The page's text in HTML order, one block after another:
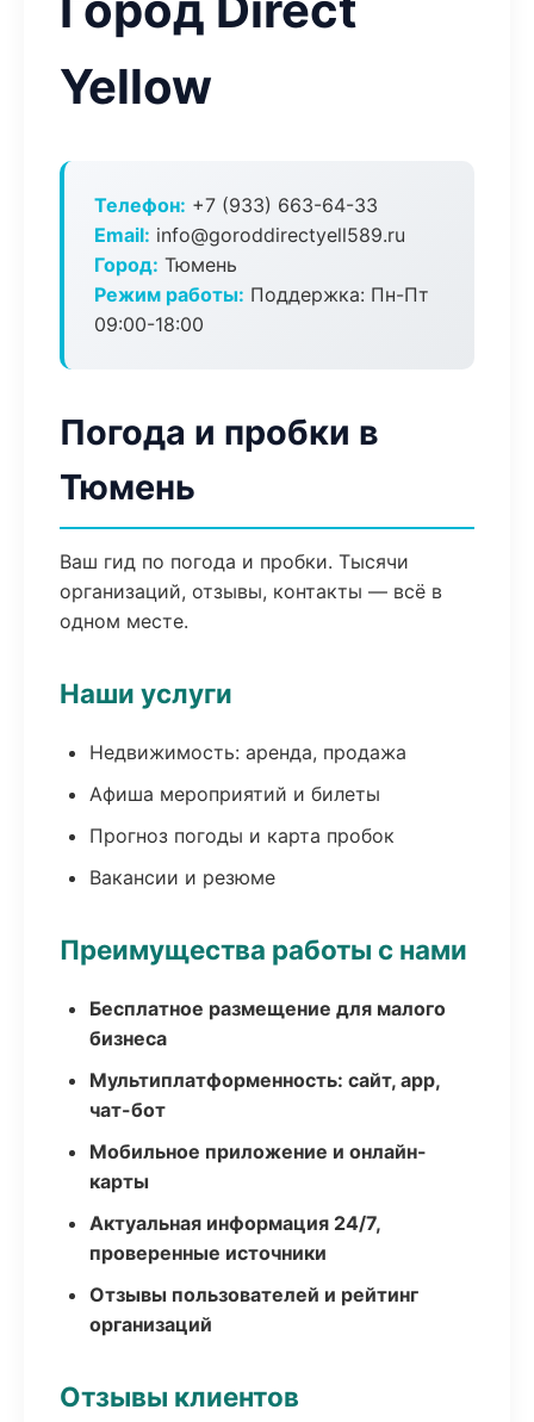
Yellow
Телефон: +7 (933) 663-64-33
Email: info@goroddirectyell589.ru
Город: Тюмень
Режим работы: Поддержка: Пн-Пт
09:00-18:00
Погода и пробки в
Тюмень
Ваш гид по погода и пробки. Тысячи
организаций, отзывы, контакты — всё в
одном месте.
Наши услуги
Недвижимость: аренда, продажа
Афиша мероприятий и билеты
Прогноз погоды и карта пробок
Вакансии и резюме
Преимущества работы с нами
Бесплатное размещение для малого
бизнеса
Мультиплатформенность: сайт, app,
чат-бот
Мобильное приложение и онлайн-
карты
Актуальная информация 24/7,
проверенные источники
Отзывы пользователей и рейтинг
организаций
Отзывы клиентов